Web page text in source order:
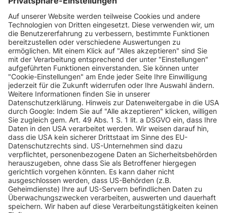
INFORMATIONEN
KUNDENSERVICE
INFORMATIONEN
ZAHLUNGSARTEN